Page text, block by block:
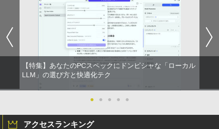
【中古良品】【安心保証】Princeton 21.
5型ワイドカラー液晶ディスプレイ PTF
WDE-22W / PTFBDE-22W ブラック/ ホ
ワイト色 スピーカー搭載 プリンストン
￥4,050
21.5型〜27型ワイド 【HDMI対応 / FULL
HD解像度】 大手メーカー液晶 (Dell/HP/
witch PS4 PS5対応 【整備済み中古品】
YOGAポーズの教科書 [ 綿本彰 ]
￥2,090
ザ・ファブル 全巻セット(1-22巻セット)
￥19,118
【特集】あなたのPCスペックにドンピシャな「ローカル
LLM」の選び方と快適化テク
● ● ● ● ●
アクセスランキング